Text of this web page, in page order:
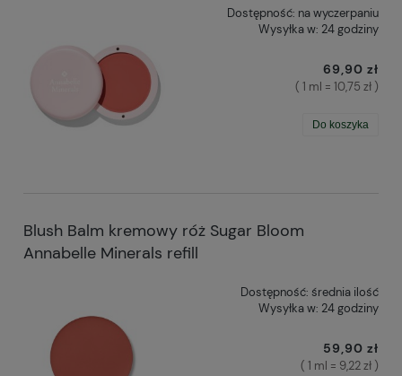
Dostępność: na wyczerpaniu
Wysyłka w: 24 godziny
69,90 zł
( 1 ml = 10,75 zł )
Do koszyka
Blush Balm kremowy róż Sugar Bloom
Annabelle Minerals refill
Dostępność: średnia ilość
Wysyłka w: 24 godziny
59,90 zł
( 1 ml = 9,22 zł )